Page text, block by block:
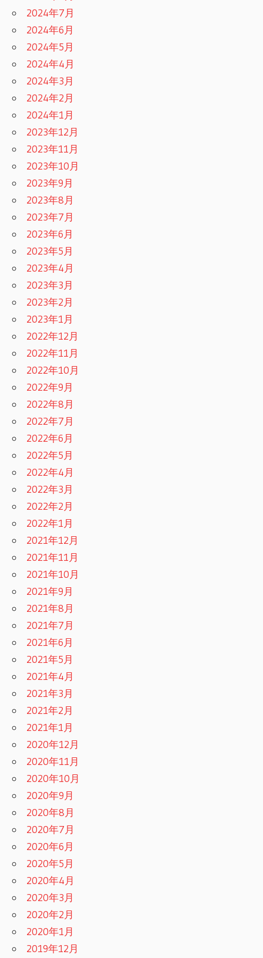
2024年7月
2024年6月
2024年5月
2024年4月
2024年3月
2024年2月
2024年1月
2023年12月
2023年11月
2023年10月
2023年9月
2023年8月
2023年7月
2023年6月
2023年5月
2023年4月
2023年3月
2023年2月
2023年1月
2022年12月
2022年11月
2022年10月
2022年9月
2022年8月
2022年7月
2022年6月
2022年5月
2022年4月
2022年3月
2022年2月
2022年1月
2021年12月
2021年11月
2021年10月
2021年9月
2021年8月
2021年7月
2021年6月
2021年5月
2021年4月
2021年3月
2021年2月
2021年1月
2020年12月
2020年11月
2020年10月
2020年9月
2020年8月
2020年7月
2020年6月
2020年5月
2020年4月
2020年3月
2020年2月
2020年1月
2019年12月